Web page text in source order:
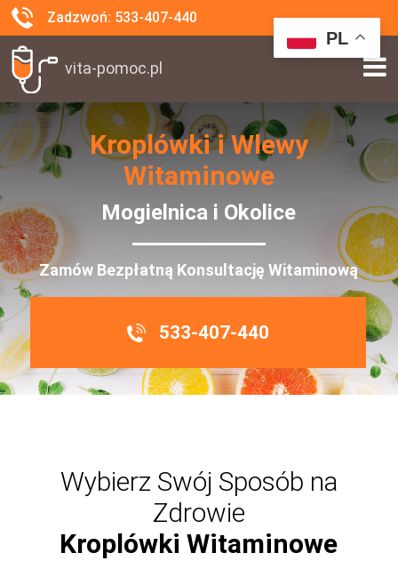
Zadzwoń: 533-407-440
vita-pomoc.pl
PL
Kroplówki i Wlewy
Witaminowe
Mogielnica i Okolice
Zamów Bezpłatną Konsultację Witaminową
533-407-440
Wybierz Swój Sposób na
Zdrowie
Kroplówki Witaminowe